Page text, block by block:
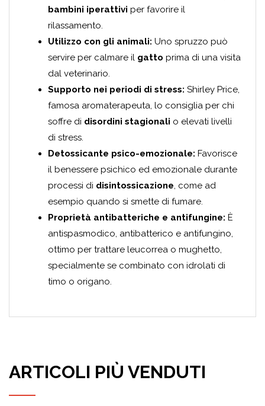
bambini iperattivi per favorire il
rilassamento.
Utilizzo con gli animali: Uno spruzzo può
servire per calmare il gatto prima di una visita
dal veterinario.
Supporto nei periodi di stress: Shirley Price,
famosa aromaterapeuta, lo consiglia per chi
soffre di disordini stagionali o elevati livelli
di stress.
Detossicante psico-emozionale: Favorisce
il benessere psichico ed emozionale durante
processi di disintossicazione, come ad
esempio quando si smette di fumare.
Proprietà antibatteriche e antifungine: È
antispasmodico, antibatterico e antifungino,
ottimo per trattare leucorrea o mughetto,
specialmente se combinato con idrolati di
timo o origano.
ARTICOLI PIÙ VENDUTI